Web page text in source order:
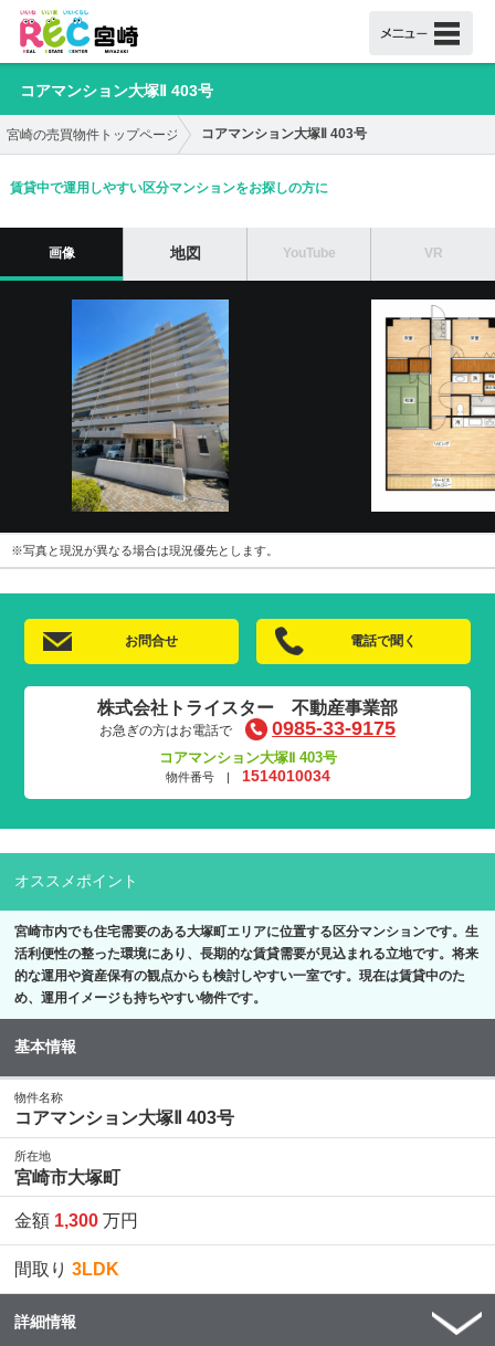
コアマンション大塚Ⅱ 403号
宮崎の売買物件トップページ コアマンション大塚Ⅱ 403号
賃貸中で運用しやすい区分マンションをお探しの方に
画像 地図 YouTube VR
※写真と現況が異なる場合は現況優先とします。
お問合せ 電話で聞く
株式会社トライスター 不動産事業部
お急ぎの方はお電話で 0985-33-9175
コアマンション大塚Ⅱ 403号
物件番号 | 1514010034
オススメポイント
宮崎市内でも住宅需要のある大塚町エリアに位置する区分マンションです。生
活利便性の整った環境にあり、長期的な賃貸需要が見込まれる立地です。将来
的な運用や資産保有の観点からも検討しやすい一室です。現在は賃貸中のた
め、運用イメージも持ちやすい物件です。
基本情報
物件名称
コアマンション大塚Ⅱ 403号
所在地
宮崎市大塚町
金額 1,300 万円
間取り3LDK
詳細情報